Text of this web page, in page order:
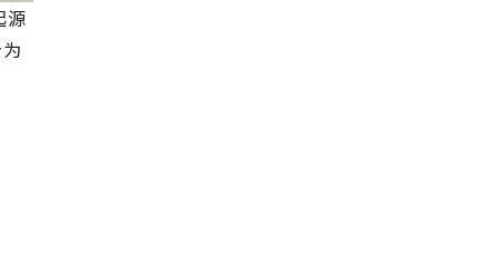
源